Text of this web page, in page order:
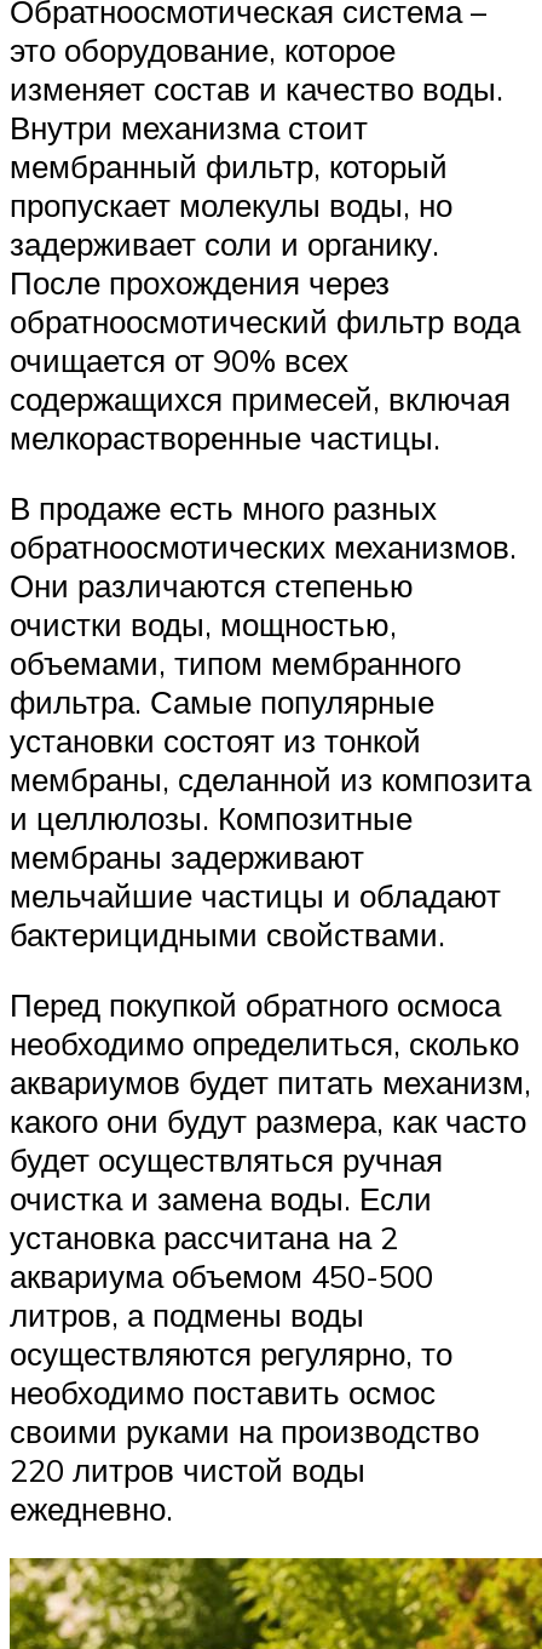
Обратноосмотическая система –
это оборудование, которое
изменяет состав и качество воды.
Внутри механизма стоит
мембранный фильтр, который
пропускает молекулы воды, но
задерживает соли и органику.
После прохождения через
обратноосмотический фильтр вода
очищается от 90% всех
содержащихся примесей, включая
мелкорастворенные частицы.
В продаже есть много разных
обратноосмотических механизмов.
Они различаются степенью
очистки воды, мощностью,
объемами, типом мембранного
фильтра. Самые популярные
установки состоят из тонкой
мембраны, сделанной из композита
и целлюлозы. Композитные
мембраны задерживают
мельчайшие частицы и обладают
бактерицидными свойствами.
Перед покупкой обратного осмоса
необходимо определиться, сколько
аквариумов будет питать механизм,
какого они будут размера, как часто
будет осуществляться ручная
очистка и замена воды. Если
установка рассчитана на 2
аквариума объемом 450-500
литров, а подмены воды
осуществляются регулярно, то
необходимо поставить осмос
своими руками на производство
220 литров чистой воды
ежедневно.